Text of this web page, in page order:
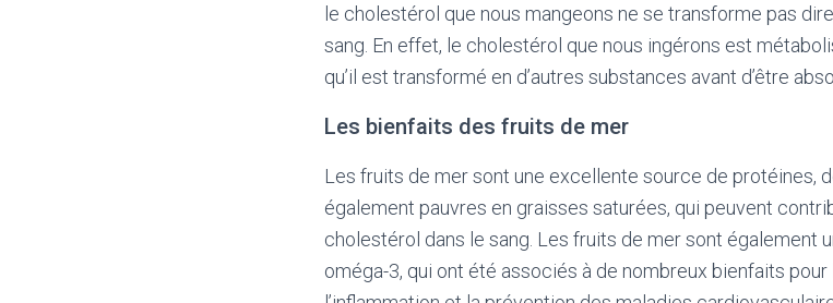
le cholestérol que nous mangeons ne se transforme pas
sang. En effet, le cholestérol que nous ingérons est
qu’il est transformé en d’autres substances avant d’être
Les bienfaits des fruits de mer
Les fruits de mer sont une excellente source de protéines,
également pauvres en graisses saturées, qui peuvent
cholestérol dans le sang. Les fruits de mer sont également
oméga-3, qui ont été associés à de nombreux bienfaits